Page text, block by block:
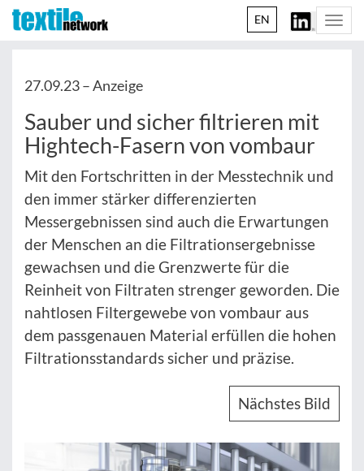
EN
27.09.23 –Anzeige
Sauber und sicher filtrieren mit
Hightech-Fasern von vombaur
Mit den Fortschritten in der Messtechnik und
den immer stärker differenzierten
Messergebnissen sind auch die Erwartungen
der Menschen an die Filtrationsergebnisse
gewachsen und die Grenzwerte für die
Reinheit von Filtraten strenger geworden. Die
nahtlosen Filtergewebe von vombaur aus
dem passgenauen Material erfüllen die hohen
Filtrationsstandards sicher und präzise.
Nächstes Bild